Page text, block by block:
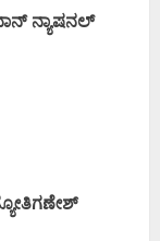
ನ್ಯಾಷನಲ್